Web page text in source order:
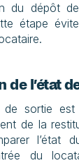
du dépôt
étape
de l’état
de sortie
de la
l’état
du